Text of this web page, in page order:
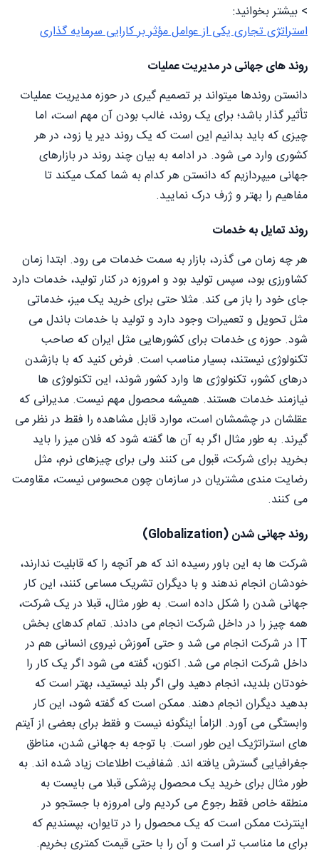
> بیشتر بخوانید:
استراتژی تجاری یکی از عوامل مؤثر بر کارایی سرمایه گذاری
روند های جهانی در مدیریت عملیات
دانستن روندها میتواند بر تصمیم گیری در حوزه مدیریت عملیات
تأثیر گذار باشد؛ برای یک روند، غالب بودن آن مهم است، اما
چیزی که باید بدانیم این است که یک روند دیر یا زود، در هر
کشوری وارد می شود. در ادامه به بیان چند روند در بازارهای
جهانی میپردازیم که دانستن هر کدام به شما کمک میکند تا
مفاهیم را بهتر و ژرف درک نمایید.
روند تمایل به خدمات
هر چه زمان می گذرد، بازار به سمت خدمات می رود. ابتدا زمان
کشاورزی بود، سپس تولید بود و امروزه در کنار تولید، خدمات دارد
جای خود را باز می کند. مثلا حتی برای خرید یک میز، خدماتی
مثل تحویل و تعمیرات وجود دارد و تولید با خدمات باندل می
شود. حوزه ی خدمات برای کشورهایی مثل ایران که صاحب
تکنولوژی نیستند، بسیار مناسب است. فرض کنید که با بازشدن
درهای کشور، تکنولوژی ها وارد کشور شوند، این تکنولوژی ها
نیازمند خدمات هستند. همیشه محصول مهم نیست. مدیرانی که
عقلشان در چشمشان است، موارد قابل مشاهده را فقط در نظر می
گیرند. به طور مثال اگر به آن ها گفته شود که فلان میز را باید
بخرید برای شرکت، قبول می کنند ولی برای چیزهای نرم، مثل
رضایت مندی مشتریان در سازمان چون محسوس نیست، مقاومت
می کنند.
روند جهانی شدن (Globalization)
شرکت ها به این باور رسیده اند که هر آنچه را که قابلیت ندارند،
خودشان انجام ندهند و با دیگران تشریک مساعی کنند، این کار
جهانی شدن را شکل داده است. به طور مثال، قبلا در یک شرکت،
همه چیز را در داخل شرکت انجام می دادند. تمام کدهای بخش
IT در شرکت انجام می شد و حتی آموزش نیروی انسانی هم در
داخل شرکت انجام می شد. اکنون، گفته می شود اگر یک کار را
خودتان بلدید، انجام دهید ولی اگر بلد نیستید، بهتر است که
بدهید دیگران انجام دهند. ممکن است که گفته شود، این کار
وابستگی می آورد. الزاماً اینگونه نیست و فقط برای بعضی از آیتم
های استراتژیک این طور است. با توجه به جهانی شدن، مناطق
جغرافیایی گسترش یافته اند. شفافیت اطلاعات زیاد شده اند. به
طور مثال برای خرید یک محصول پزشکی قبلا می بایست به
منطقه خاص فقط رجوع می کردیم ولی امروزه با جستجو در
اینترنت ممکن است که یک محصول را در تایوان، بپسندیم که
برای ما مناسب تر است و آن را با حتی قیمت کمتری بخریم.